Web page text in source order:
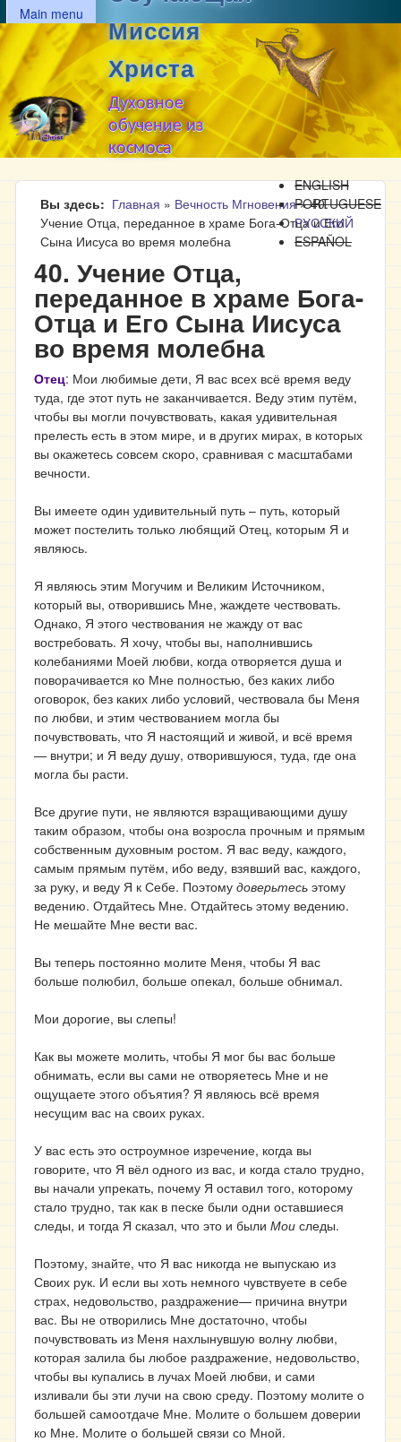
Перейти к основному
содержанию
MAIN MENU
Main menu
Миссия
Христа
Духовное
обучение из
космоса
ENGLISH
PORTUGUESE
РУССКИЙ
ESPAÑOL
Вы здесь Главная » Вечность Мгновения»40.
Учение Отца, переданное в храме Бога-Отца и Его
Сына Иисуса во время молебна
40. Учение Отца,
переданное в храме Бога-
Отца и Его Сына Иисуса
во время молебна
Отец: Мои любимые дети, Я вас всех всё время веду
туда, где этот путь не заканчивается. Веду этим путём,
чтобы вы могли почувствовать, какая удивительная
прелесть есть в этом мире, и в других мирах, в которых
вы окажетесь совсем скоро, сравнивая с масштабами
вечности.
Вы имеете один удивительный путь – путь, который
может постелить только любящий Отец, которым Я и
являюсь.
Я являюсь этим Могучим и Великим Источником,
который вы, отворившись Мне, жаждете чествовать.
Однако, Я этого чествования не жажду от вас
востребовать. Я хочу, чтобы вы, наполнившись
колебаниями Моей любви, когда отворяется душа и
поворачивается ко Мне полностью, без каких либо
оговорок, без каких либо условий, чествовала бы Меня
по любви, и этим чествованием могла бы
почувствовать, что Я настоящий и живой, и всё время
— внутри; и Я веду душу, отворившуюся, туда, где она
могла бы расти.
Все другие пути, не являются взращивающими душу
таким образом, чтобы она возросла прочным и прямым
собственным духовным ростом. Я вас веду, каждого,
самым прямым путём, ибо веду, взявший вас, каждого,
за руку, и веду Я к Себе. Поэтому доверьтесь этому
ведению. Отдайтесь Мне. Отдайтесь этому ведению.
Не мешайте Мне вести вас.
Вы теперь постоянно молите Меня, чтобы Я вас
больше полюбил, больше опекал, больше обнимал.
Мои дорогие, вы слепы!
Как вы можете молить, чтобы Я мог бы вас больше
обнимать, если вы сами не отворяетесь Мне и не
ощущаете этого объятия? Я являюсь всё время
несущим вас на своих руках.
У вас есть это остроумное изречение, когда вы
говорите, что Я вёл одного из вас, и когда стало трудно,
вы начали упрекать, почему Я оставил того, которому
стало трудно, так как в песке были одни оставшиеся
следы, и тогда Я сказал, что это и были Мои следы.
Поэтому, знайте, что Я вас никогда не выпускаю из
Своих рук. И если вы хоть немного чувствуете в себе
страх, недовольство, раздражение— причина внутри
вас. Вы не отворились Мне достаточно, чтобы
почувствовать из Меня нахлынувшую волну любви,
которая залила бы любое раздражение, недовольство,
чтобы вы купались в лучах Моей любви, и сами
изливали бы эти лучи на свою среду. Поэтому молите о
большей самоотдаче Мне. Молите о большем доверии
ко Мне. Молите о большей связи со Мной.